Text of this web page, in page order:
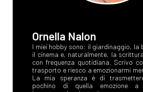
Ornella Nalon